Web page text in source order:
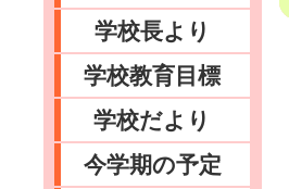
学校長より
学校教育目標
学校だより
今学期の予定